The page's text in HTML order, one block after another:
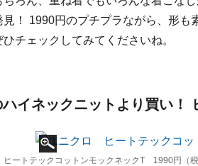
見！ 1990円のプチプラながら、形
ひチェックしてみてくださいね。
イネックニットより買い！
ートテックコットンモックネックT 1990円（税